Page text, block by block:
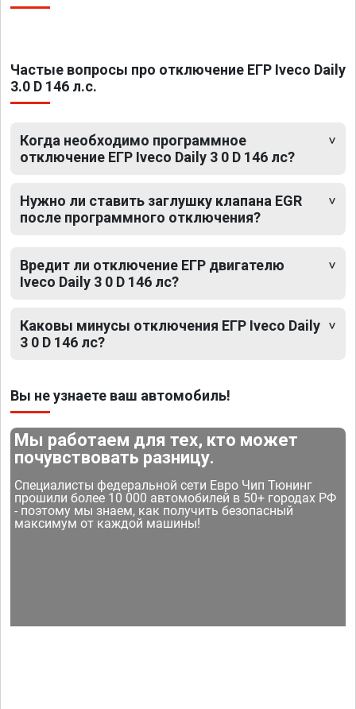
Частые вопросы про отключение ЕГР Iveco Daily
3.0 D 146 л.с.
Когда необходимо программное
отключение ЕГР Iveco Daily 3 0 D 146 лс?
Нужно ли ставить заглушку клапана EGR
после программного отключения?
Вредит ли отключение ЕГР двигателю
Iveco Daily 3 0 D 146 лс?
Каковы минусы отключения ЕГР Iveco Daily
3 0 D 146 лс?
Вы не узнаете ваш автомобиль!
Мы работаем для тех, кто может
почувствовать разницу.
Специалисты федеральной сети Евро Чип Тюнинг
прошили более 10 000 автомобилей в 50+ городах РФ
- поэтому мы знаем, как получить безопасный
максимум от каждой машины!